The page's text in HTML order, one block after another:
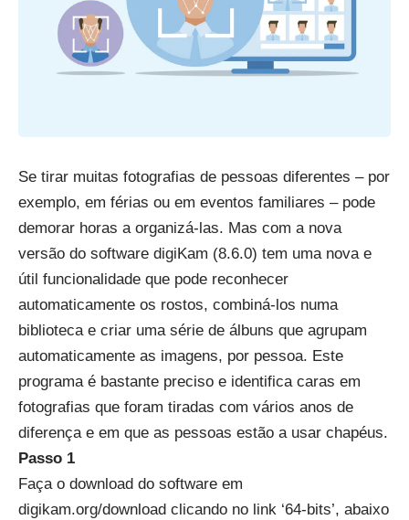
Se tirar muitas fotografias de pessoas diferentes – por
exemplo, em férias ou em eventos familiares – pode
demorar horas a organizá-las. Mas com a nova
versão do software digiKam (8.6.0) tem uma nova e
útil funcionalidade que pode reconhecer
automaticamente os rostos, combiná-los numa
biblioteca e criar uma série de álbuns que agrupam
automaticamente as imagens, por pessoa. Este
programa é bastante preciso e identifica caras em
fotografias que foram tiradas com vários anos de
diferença e em que as pessoas estão a usar chapéus.
Passo 1
Faça o download do software em
digikam.org/download clicando no link ‘64-bits’, abaixo